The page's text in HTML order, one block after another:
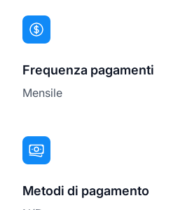
Frequenza pagamenti
Mensile
Metodi di pagamento